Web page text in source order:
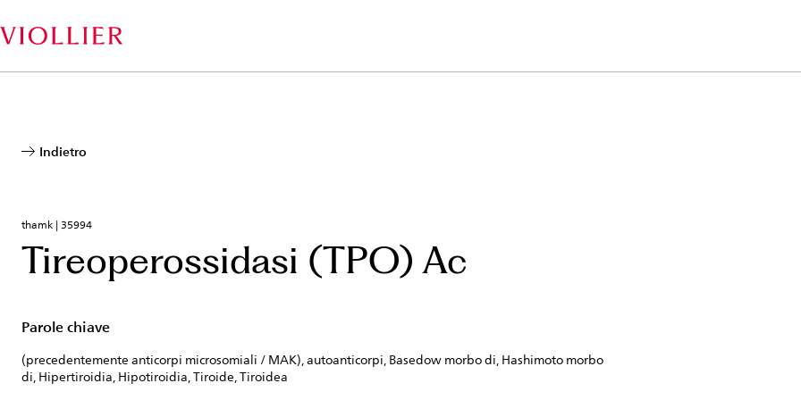
al
contenuto
Indietro
thamk | 35994
Tireoperossidasi (TPO) Ac
Parole chiave
(precedentemente anticorpi microsomiali / MAK), autoanticorpi, Basedow morbo di, Hashimoto morbo
di, Hipertiroidia, Hipotiroidia, Tiroide, Tiroidea